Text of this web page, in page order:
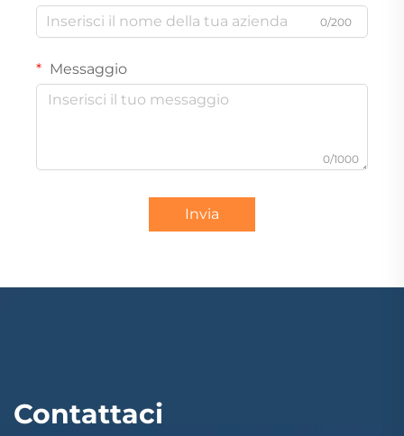
0/200
Messaggio
0/1000
Invia
Contattaci